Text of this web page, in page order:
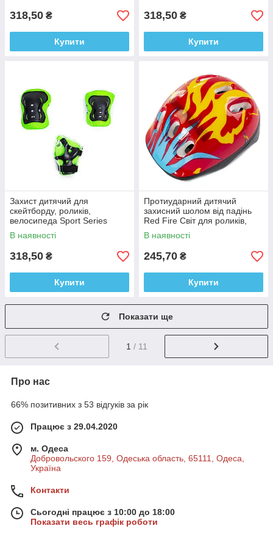
318,50 ₴
Купити
318,50 ₴
Купити
Захист дитячий для
скейтборду, роликів,
велосипеда Sport Series
Салатовий, Наколінники
налокітники рукавички
В наявності
318,50 ₴
Купити
Протиударний дитячий
захисний шолом від падінь
Red Fire Світ для роликів,
скейтів, пеннібордів
В наявності
245,70 ₴
Купити
Показати ще
1 / 11
Про нас
66% позитивних з 53 відгуків за рік
Працює з 29.04.2020
м. Одеса
Добровольского 159, Одеська область, 65111, Одеса,
Україна
Контакти
Сьогодні працює з 10:00 до 18:00
Показати весь графік роботи